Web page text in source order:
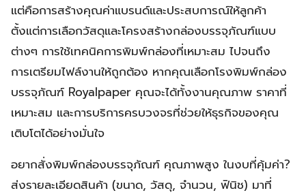
แต่คือการสร้างคุณค่าแบรนด์และประสบการณ์ให้ลูกค้า
ตั้งแต่การเลือกวัสดุและโครงสร้างกล่องบรรจุภัณฑ์แบบ
ต่างๆ การใช้เทคนิคการพิมพ์กล่องที่เหมาะสม ไปจนถึง
การเตรียมไฟล์งานให้ถูกต้อง หากคุณเลือกโรงพิมพ์กล่อง
บรรจุภัณฑ์ Royalpaper คุณจะได้ทั้งงานคุณภาพ ราคาที่
เหมาะสม และการบริการครบวงจรที่ช่วยให้ธุรกิจของคุณ
เติบโตได้อย่างมั่นใจ
อยากสั่งพิมพ์กล่องบรรจุภัณฑ์ คุณภาพสูง ในงบที่คุ้มค่า?
ส่งรายละเอียดสินค้า (ขนาด, วัสดุ, จำนวน, ฟินิช) มาที่